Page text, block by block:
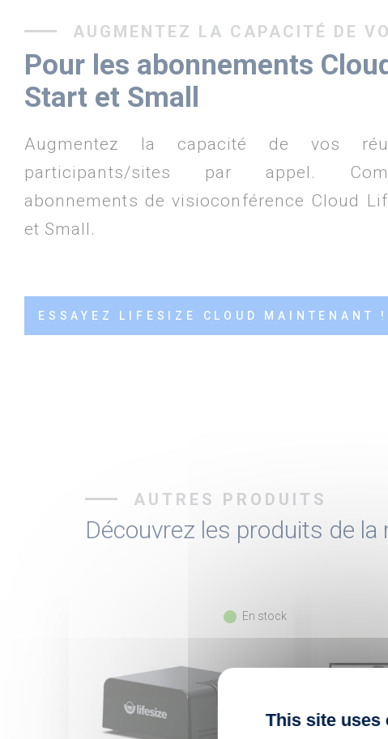
AUGMENTEZ LA CAPACITÉ DE
Pour les abonnements
Start et Small
Augmentez la capacité de vos
participants/sites par appel.
abonnements de visioconférence Cloud
et Small.
ESSAYEZ LIFESIZE CLOUD MAINTENANT !
AUTRES PRODUITS
Découvrez les produits de la
fiber_manual_record En stock
This site uses